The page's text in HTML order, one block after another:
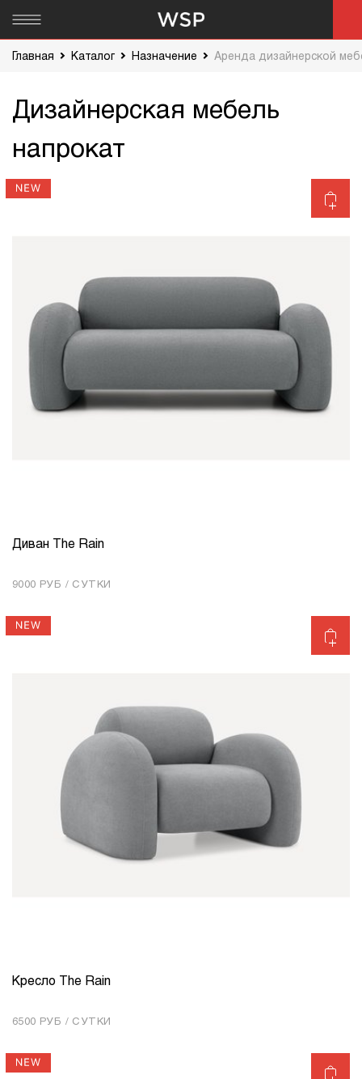
Главная Каталог Назначение Аренда дизайнерской
Дизайнерская мебель
напрокат
КОЛИЧЕСТВО 1
Диван The Rain
9000 РУБ / СУТКИ
КОЛИЧЕСТВО 1
Кресло The Rain
6500 РУБ / СУТКИ